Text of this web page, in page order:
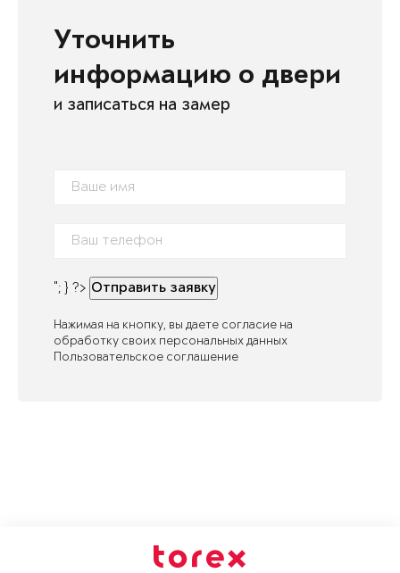
Уточнить
информацию о двери
и записаться на замер
"; } ?> Отправить заявку
Нажимая на кнопку, вы даете согласие на
обработку своих персональных данных
Пользовательское соглашение